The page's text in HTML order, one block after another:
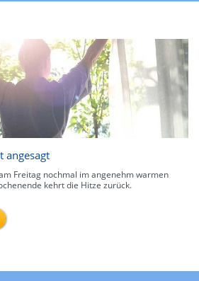
angesagt
Freitag nochmal im angenehm warmen
kehrt die Hitze zurück.